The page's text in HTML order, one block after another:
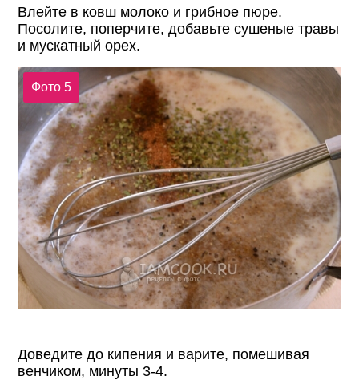
Влейте в ковш молоко и грибное пюре.
Посолите, поперчите, добавьте сушеные травы
и мускатный орех.
Фото 5
Доведите до кипения и варите, помешивая
венчиком, минуты 3-4.